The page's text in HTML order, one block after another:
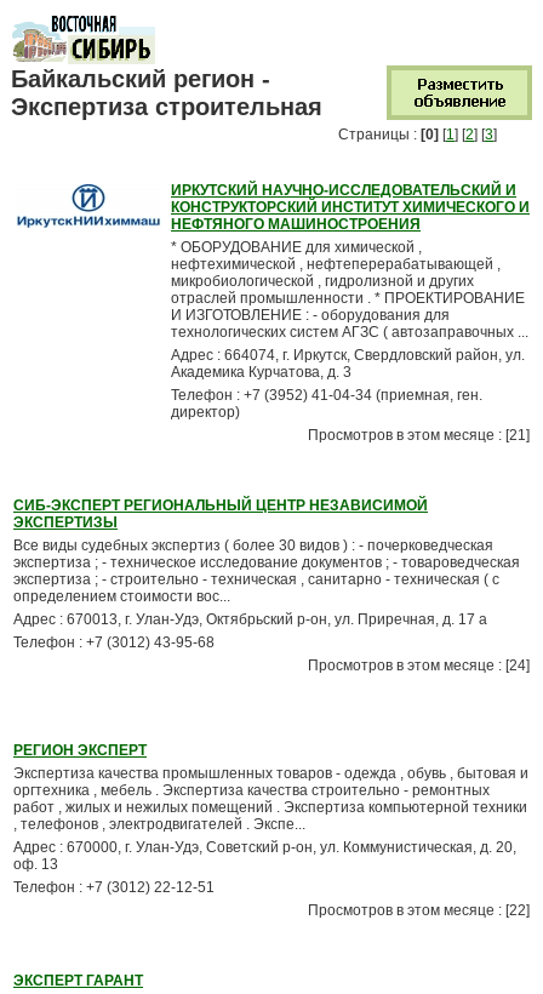
Байкальский регион -
Экспертиза строительная
Страницы : [0] [1] [2] [3]
ИРКУТСКИЙ НАУЧНО-ИССЛЕДОВАТЕЛЬСКИЙ И
КОНСТРУКТОРСКИЙ ИНСТИТУТ ХИМИЧЕСКОГО И
НЕФТЯНОГО МАШИНОСТРОЕНИЯ
* ОБОРУДОВАНИЕ для химической ,
нефтехимической , нефтеперерабатывающей ,
микробиологической , гидролизной и других
отраслей промышленности . * ПРОЕКТИРОВАНИЕ
И ИЗГОТОВЛЕНИЕ : - оборудования для
технологических систем АГЗС ( автозаправочных ...
Адрес : 664074, г. Иркутск, Свердловский район, ул.
Академика Курчатова, д. 3
Телефон : +7 (3952) 41-04-34 (приемная, ген.
директор)
Просмотров в этом месяце : [21]
СИБ-ЭКСПЕРТ РЕГИОНАЛЬНЫЙ ЦЕНТР НЕЗАВИСИМОЙ
ЭКСПЕРТИЗЫ
Все виды судебных экспертиз ( более 30 видов ) : - почерковедческая
экспертиза ; - техническое исследование документов ; - товароведческая
экспертиза ; - строительно - техническая , санитарно - техническая ( с
определением стоимости вос...
Адрес : 670013, г. Улан-Удэ, Октябрьский р-он, ул. Приречная, д. 17 а
Телефон : +7 (3012) 43-95-68
Просмотров в этом месяце : [24]
РЕГИОН ЭКСПЕРТ
Экспертиза качества промышленных товаров - одежда , обувь , бытовая и
оргтехника , мебель . Экспертиза качества строительно - ремонтных
работ , жилых и нежилых помещений . Экспертиза компьютерной техники
, телефонов , электродвигателей . Экспе...
Адрес : 670000, г. Улан-Удэ, Советский р-он, ул. Коммунистическая, д. 20,
оф. 13
Телефон : +7 (3012) 22-12-51
Просмотров в этом месяце : [22]
ЭКСПЕРТ ГАРАНТ